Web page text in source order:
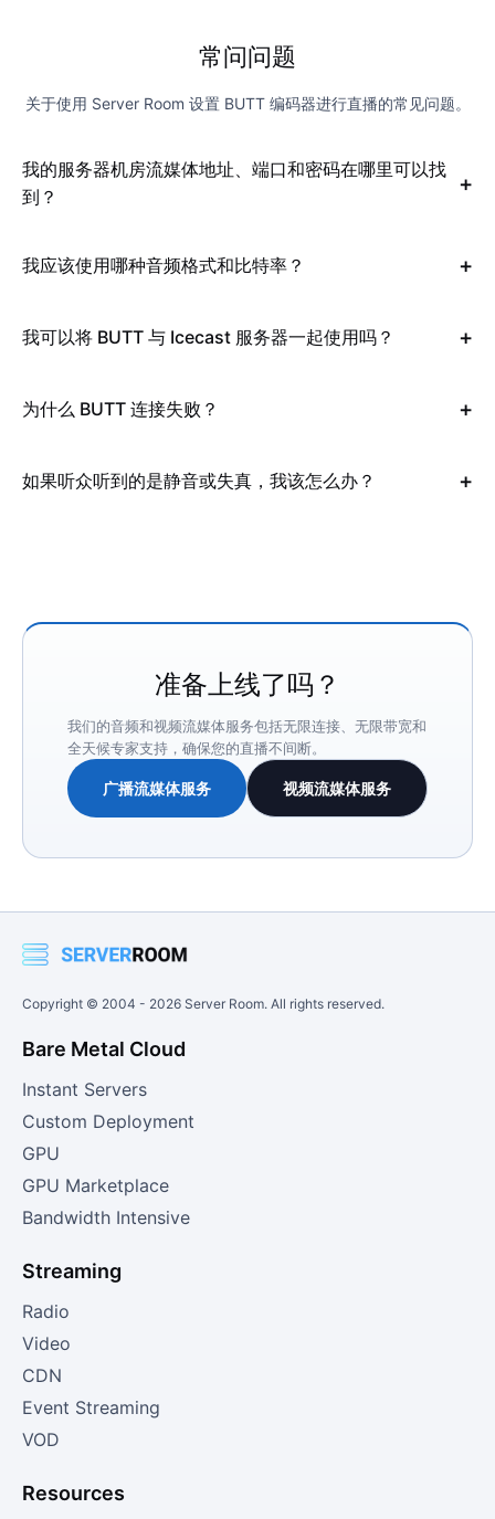
常问问题
关于使用 Server Room 设置 BUTT 编码器进行直播的常见问题。
我的服务器机房流媒体地址、端口和密码在哪里可以找
到？
我应该使用哪种音频格式和比特率？
我可以将 BUTT 与 Icecast 服务器一起使用吗？
为什么 BUTT 连接失败？
如果听众听到的是静音或失真，我该怎么办？
准备上线了吗？
我们的音频和视频流媒体服务包括无限连接、无限带宽和
全天候专家支持，确保您的直播不间断。
广播流媒体服务 视频流媒体服务
Copyright © 2004 - 2026 Server Room. All rights reserved.
Bare Metal Cloud
Instant Servers
Custom Deployment
GPU
GPU Marketplace
Bandwidth Intensive
Streaming
Radio
Video
CDN
Event Streaming
VOD
Resources